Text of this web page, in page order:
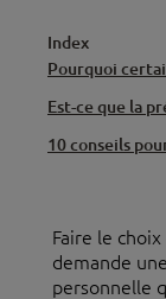
Index
10 conseils
Faire le
demande
personnelle